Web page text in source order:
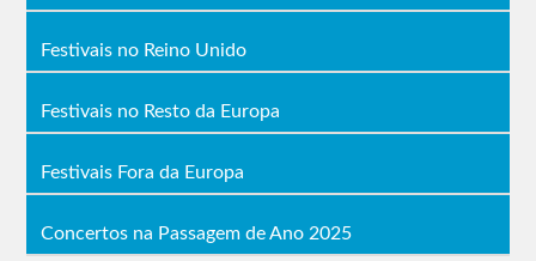
Festivais no Reino Unido
Festivais no Resto da Europa
Festivais Fora da Europa
Concertos na Passagem de Ano 2025